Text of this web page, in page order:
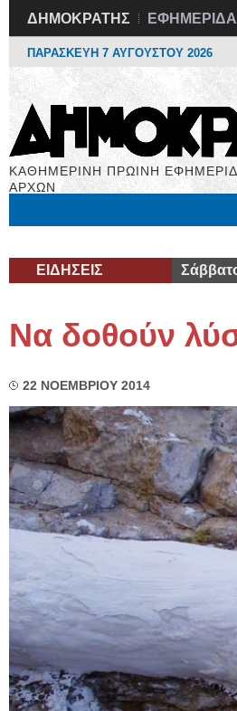
ΔΗΜΟΚΡΑΤΗΣ
ΠΑΡΑΣΚΕΥΗ 7 ΑΥΓΟΥΣΤΟΥ 2026
ΚΑΘΗΜΕΡΙΝΗ ΠΡΩΙΝΗ
ΑΡΧΩΝ
ΕΙΔΗΣΕΙΣ
Να δοθούν
22 ΝΟΕΜΒΡΙΟΥ 2014